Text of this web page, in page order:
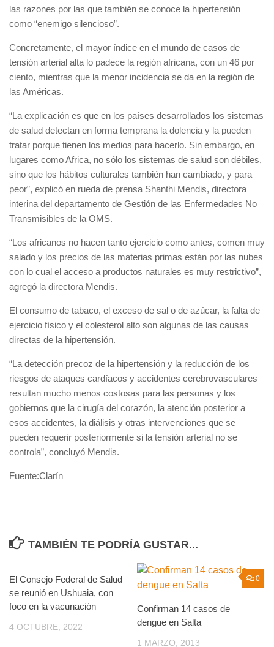
las razones por las que también se conoce la hipertensión
como “enemigo silencioso”.
Concretamente, el mayor índice en el mundo de casos de
tensión arterial alta lo padece la región africana, con un 46 por
ciento, mientras que la menor incidencia se da en la región de
las Américas.
“La explicación es que en los países desarrollados los sistemas
de salud detectan en forma temprana la dolencia y la pueden
tratar porque tienen los medios para hacerlo. Sin embargo, en
lugares como Africa, no sólo los sistemas de salud son débiles,
sino que los hábitos culturales también han cambiado, y para
peor”, explicó en rueda de prensa Shanthi Mendis, directora
interina del departamento de Gestión de las Enfermedades No
Transmisibles de la OMS.
“Los africanos no hacen tanto ejercicio como antes, comen muy
salado y los precios de las materias primas están por las nubes
con lo cual el acceso a productos naturales es muy restrictivo”,
agregó la directora Mendis.
El consumo de tabaco, el exceso de sal o de azúcar, la falta de
ejercicio físico y el colesterol alto son algunas de las causas
directas de la hipertensión.
“La detección precoz de la hipertensión y la reducción de los
riesgos de ataques cardíacos y accidentes cerebrovasculares
resultan mucho menos costosas para las personas y los
gobiernos que la cirugía del corazón, la atención posterior a
esos accidentes, la diálisis y otras intervenciones que se
pueden requerir posteriormente si la tensión arterial no se
controla”, concluyó Mendis.
Fuente:Clarín
TAMBIÉN TE PODRÍA GUSTAR...
El Consejo Federal de Salud
se reunió en Ushuaia, con
foco en la vacunación
4 OCTUBRE, 2022
0
Confirman 14 casos de
dengue en Salta
1 MARZO, 2013